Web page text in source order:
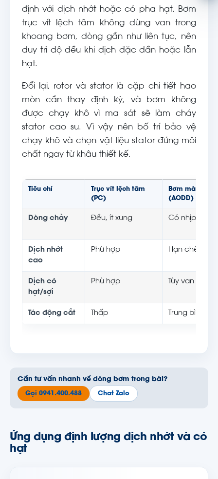
định với dịch nhớt hoặc có pha hạt. Bơm
trục vít lệch tâm không dùng van trong
khoang bơm, dòng gần như liên tục, nên
duy trì độ đều khi dịch đặc dần hoặc lẫn
hạt.
Đổi lại, rotor và stator là cặp chi tiết hao
mòn cần thay định kỳ, và bơm không
được chạy khô vì ma sát sẽ làm cháy
stator cao su. Vì vậy nên bố trí bảo vệ
chạy khô và chọn vật liệu stator đúng môi
chất ngay từ khâu thiết kế.
Tiêu chí
Trục vít lệch tâm
(PC)
Bơm màng
(AODD)
Dòng chảy Đều, ít xung Có nhịp/xung
Dịch nhớt
cao
Phù hợp Hạn chế
Dịch có
hạt/sợi
Phù hợp Tùy van
Tác động cắt Thấp Trung bình
Cần tư vấn nhanh về dòng bơm trong bài?
Gọi 0941.400.488 Chat Zalo
Ứng dụng định lượng dịch nhớt và có
hạt